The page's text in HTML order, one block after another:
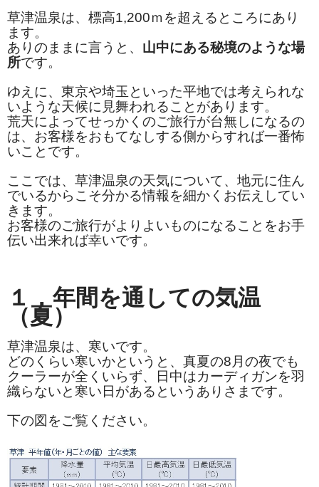
新商品
MONDE SELECTION
ご当地シリーズ
草津産熊笹
その他
キャラクター
ゆもみちゃん
スイーツ
雑貨
ぐんまちゃん
スイーツ
文具
洋菓子
クッキー
サブレ
草津温泉は、標高1,200ｍを超えるところにあり
ます。
ありのままに言うと、 山中にある秘境のような場
所です。
ゆえに、東京や埼玉といった平地では考えられな
いような天候に見舞われることがあります。
荒天によってせっかくのご旅行が台無しになるの
は、お客様をおもてなしする側からすれば一番怖
いことです。
ここでは、草津温泉の天気について、地元に住ん
でいるからこそ分かる情報を細かくお伝えしてい
きます。
お客様のご旅行がよりよいものになることをお手
伝い出来れば幸いです。
１．年間を通しての気温
（夏）
草津温泉は、寒いです。
どのくらい寒いかというと、真夏の8月の夜でも
クーラーが全くいらず、日中はカーディガンを羽
織らないと寒い日があるというありさまです。
下の図をご覧ください。